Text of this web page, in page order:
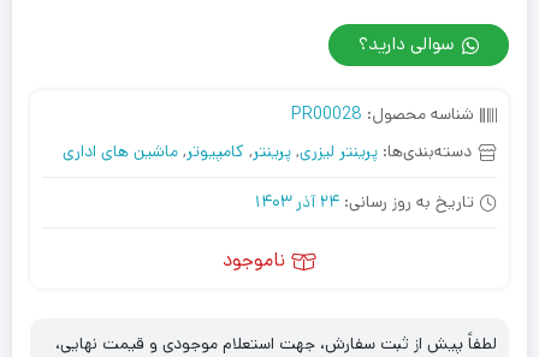
سوالی دارید؟
شناسه محصول: PR00028
دسته‌بندی‌ها: پرینتر لیزری, پرینتر, کامپیوتر, ماشین های اداری
تاریخ به روز رسانی: 24 آذر 1403
ناموجود
لطفاً پیش از ثبت سفارش، جهت استعلام موجودی و قیمت نهایی،